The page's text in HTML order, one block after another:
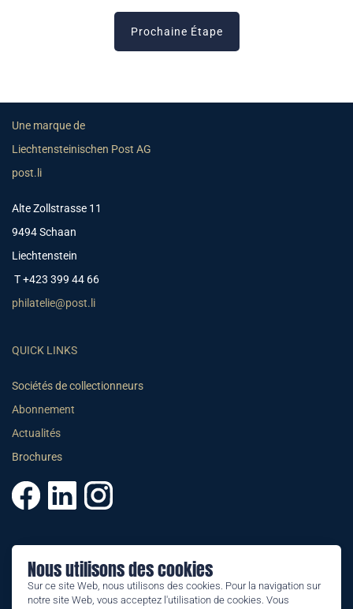
Nous utilisons des cookies
Sur ce site Web, nous utilisons des cookies. Pour la navigation sur
notre site Web, vous acceptez l'utilisation de cookies. Vous
Prochaine Étape
Une marque de
Liechtensteinischen Post AG
post.li
Alte Zollstrasse 11
9494 Schaan
Liechtenstein
T +423 399 44 66
philatelie@post.li
QUICK LINKS
Sociétés de collectionneurs
Abonnement
Actualités
Brochures
© 2025 PHILATELIE LIECHTENSTEIN
CGV